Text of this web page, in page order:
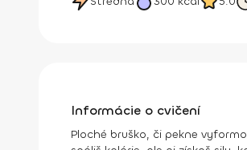
Informácie o cvičení
Ploché bruško, či pekne